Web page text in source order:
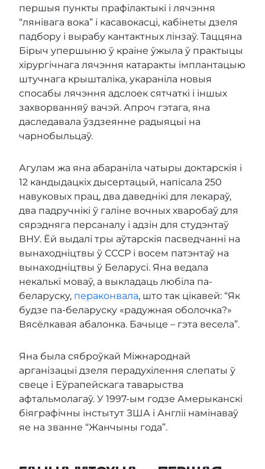
першыя пункты прафілактыкі і лячэння
“лянівага вока” і касавокасці, кабінеты дзеля
падбору і вырабу кантактных лінзаў. Таццяна
Бірыч упершыню ў краіне ўжыла ў практыцы
хірургічнага лячэння катаракты імплантацыю
штучнага крышталіка, укараніла новыя
спосабы лячэння адслоек сятчаткі і іншых
захворванняў вачэй. Апроч гэтага, яна
даследавала ўздзеянне радыяцыі на
чарнобыльцаў.
Агулам жа яна абараніла чатыры доктарскія і
12 кандыдацкіх дысертацый, напісала 250
навуковых прац, два даведнікі для лекараў,
два падручнікі ў галіне вочных хваробаў для
сярэдняга персаналу і адзін для студэнтаў
ВНУ. Ёй выдалі тры аўтарскія пасведчанні на
вынаходніцтвы ў СССР і восем патэнтаў на
вынаходніцтвы ў Беларусі. Яна ведала
некалькі моваў, а выкладаць любіла па-
беларуску, пераконвала, што так цікавей: “Як
будзе па-беларуску «радужная оболочка?»
Вясёлкавая абалонка. Бачыце – гэта весела”.
Яна была сяброўкай Міжнароднай
арганізацыі дзеля перадухілення слепаты ў
свеце і Еўрапейскага таварыства
афтальмолагаў. У 1997-ым годзе Амерыканскі
біяграфічны інстытут ЗША і Англіі намінаваў
яе на званне “Жанчыны года”.